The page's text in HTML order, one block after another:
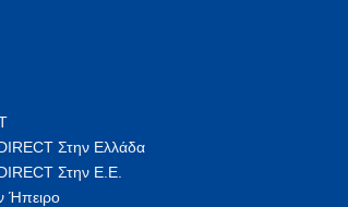
Στην Ελλάδα
Στην Ε.Ε.
Ήπειρο